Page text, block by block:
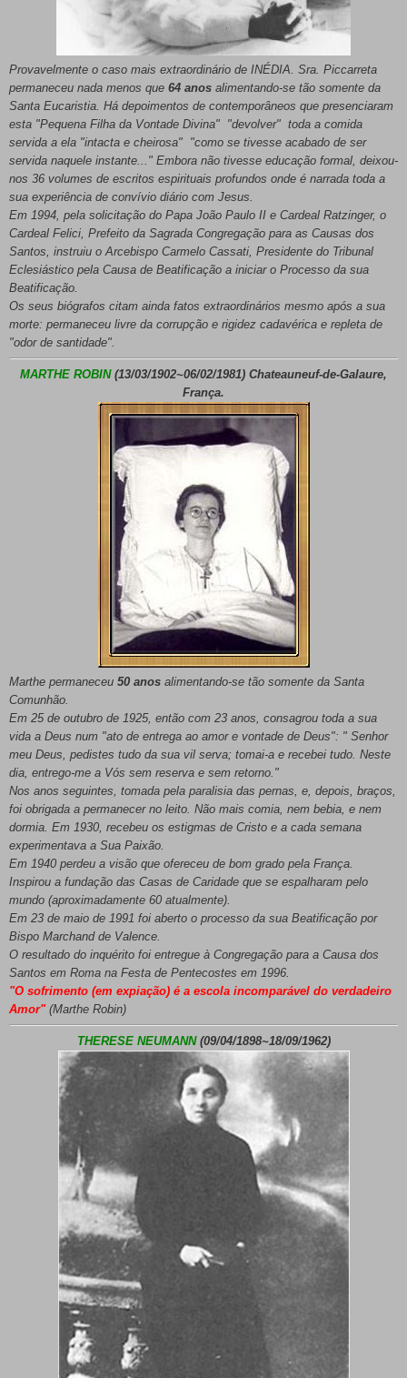
Provavelmente o caso mais extraordinário de INÉDIA. Sra. Piccarreta
permaneceu nada menos que 64 anos alimentando-se tão somente da
Santa Eucaristia. Há depoimentos de contemporâneos que presenciaram
esta "Pequena Filha da Vontade Divina" "devolver" toda a comida
servida a ela "intacta e cheirosa" "como se tivesse acabado de ser
servida naquele instante..." Embora não tivesse educação formal, deixou-
nos 36 volumes de escritos espirituais profundos onde é narrada toda a
sua experiência de convívio diário com Jesus.
Em 1994, pela solicitação do Papa João Paulo II e Cardeal Ratzinger, o
Cardeal Felici, Prefeito da Sagrada Congregação para as Causas dos
Santos, instruiu o Arcebispo Carmelo Cassati, Presidente do Tribunal
Eclesiástico pela Causa de Beatificação a iniciar o Processo da sua
Beatificação.
Os seus biógrafos citam ainda fatos extraordinários mesmo após a sua
morte: permaneceu livre da corrupção e rigidez cadavérica e repleta de
"odor de santidade".
MARTHE ROBIN (13/03/1902~06/02/1981) Chateauneuf-de-Galaure,
França.
Marthe permaneceu 50 anos alimentando-se tão somente da Santa
Comunhão.
Em 25 de outubro de 1925, então com 23 anos, consagrou toda a sua
vida a Deus num "ato de entrega ao amor e vontade de Deus": " Senhor
meu Deus, pedistes tudo da sua vil serva; tomai-a e recebei tudo. Neste
dia, entrego-me a Vós sem reserva e sem retorno."
Nos anos seguintes, tomada pela paralisia das pernas, e, depois, braços,
foi obrigada a permanecer no leito. Não mais comia, nem bebia, e nem
dormia. Em 1930, recebeu os estigmas de Cristo e a cada semana
experimentava a Sua Paixão.
Em 1940 perdeu a visão que ofereceu de bom grado pela França.
Inspirou a fundação das Casas de Caridade que se espalharam pelo
mundo (aproximadamente 60 atualmente).
Em 23 de maio de 1991 foi aberto o processo da sua Beatificação por
Bispo Marchand de Valence.
O resultado do inquérito foi entregue à Congregação para a Causa dos
Santos em Roma na Festa de Pentecostes em 1996.
"O sofrimento (em expiação) é a escola incomparável do verdadeiro
Amor"(Marthe Robin)
THERESE NEUMANN (09/04/1898~18/09/1962)